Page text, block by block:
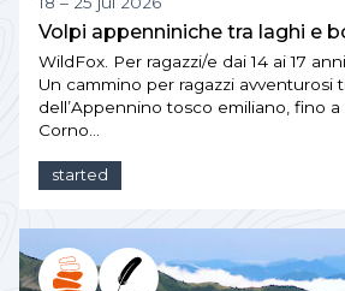
Volpi appenniniche tra laghi e
WildFox. Per ragazzi/e dai 14 ai 17
Un cammino per ragazzi avventurosi
dell’Appennino tosco emiliano, fino
Corno…
started